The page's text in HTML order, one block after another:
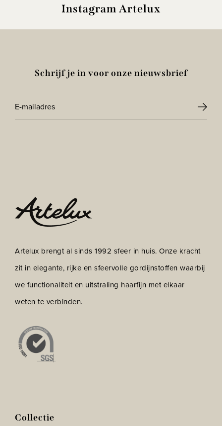
Instagram Artelux
Schrijf je in voor onze nieuwsbrief
mailadres
Artelux brengt al sinds 1992 sfeer in huis. Onze kracht
zit in elegante, rijke en sfeervolle gordijnstoffen waarbij
we functionaliteit en uitstraling haarfijn met elkaar
weten te verbinden.
Collectie